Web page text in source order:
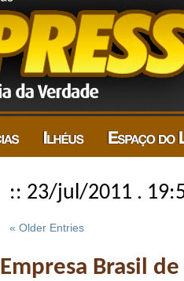
:: 23/jul/2011 .
« Older Entries
Empresa Brasil de